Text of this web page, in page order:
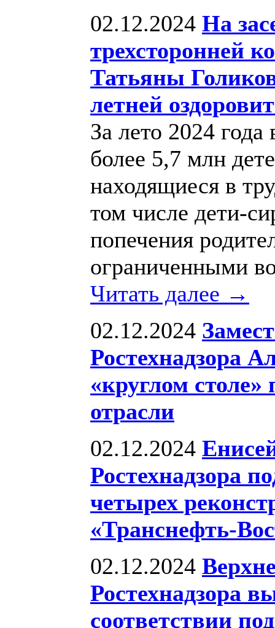
02.12.2024 На
трехсторонней
Татьяны
летней
За лето 2024 года
более 5,7 млн
находящиеся в
том числе дети-
попечения
ограниченными
Читать далее →
02.12.2024
Ростехнадзора
«круглом
отрасли
02.12.2024
Ростехнадзора
четырех
«Транснефть-
02.12.2024
Ростехнадзора
соответствии